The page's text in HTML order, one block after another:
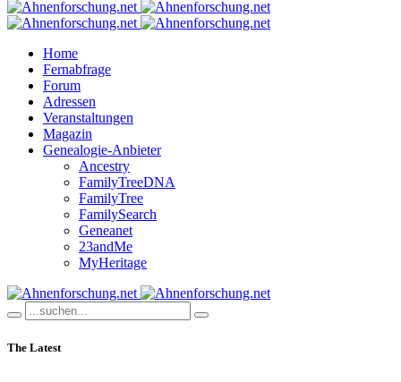
Home
Fernabfrage
Forum
Adressen
Veranstaltungen
Magazin
Genealogie-Anbieter
Ancestry
FamilyTreeDNA
FamilyTree
FamilySearch
Geneanet
23andMe
MyHeritage
The Latest